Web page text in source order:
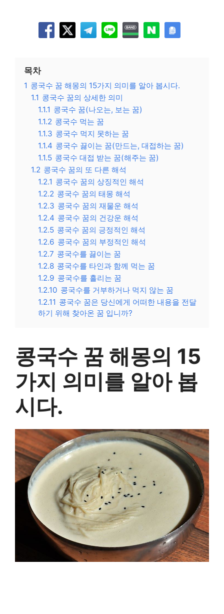
목차
1 콩국수 꿈 해몽의 15가지 의미를 알아 봅시다.
1.1 콩국수 꿈의 상세한 의미
1.1.1 콩국수 꿈(나오는, 보는 꿈)
1.1.2 콩국수 먹는 꿈
1.1.3 콩국수 먹지 못하는 꿈
1.1.4 콩국수 끓이는 꿈(만드는, 대접하는 꿈)
1.1.5 콩국수 대접 받는 꿈(해주는 꿈)
1.2 콩국수 꿈의 또 다른 해석
1.2.1 콩국수 꿈의 상징적인 해석
1.2.2 콩국수 꿈의 태몽 해석
1.2.3 콩국수 꿈의 재물운 해석
1.2.4 콩국수 꿈의 건강운 해석
1.2.5 콩국수 꿈의 긍정적인 해석
1.2.6 콩국수 꿈의 부정적인 해석
1.2.7 콩국수를 끓이는 꿈
1.2.8 콩국수를 타인과 함께 먹는 꿈
1.2.9 콩국수를 흘리는 꿈
1.2.10 콩국수를 거부하거나 먹지 않는 꿈
1.2.11 콩국수 꿈은 당신에게 어떠한 내용을 전달
하기 위해 찾아온 꿈 입니까?
콩국수 꿈 해몽의 15
가지 의미를 알아 봅
시다.